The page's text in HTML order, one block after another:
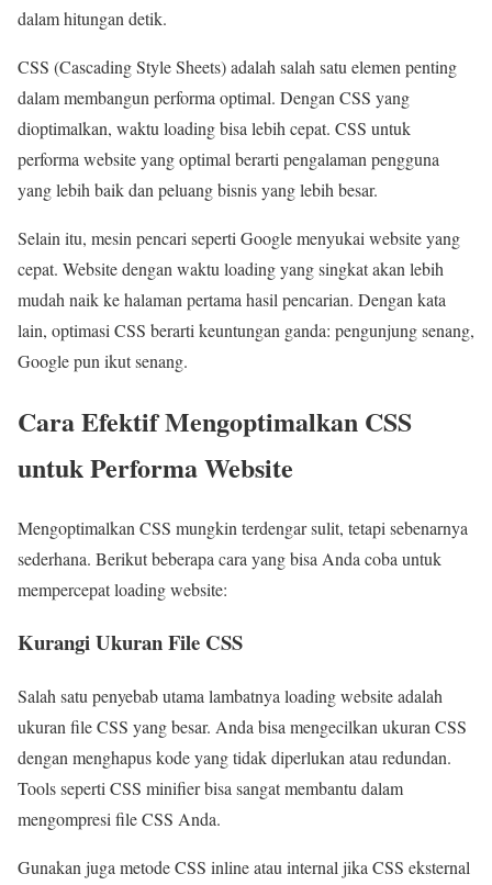
dalam hitungan detik.
CSS (Cascading Style Sheets) adalah salah satu elemen penting
dalam membangun performa optimal. Dengan CSS yang
dioptimalkan, waktu loading bisa lebih cepat. CSS untuk
performa website yang optimal berarti pengalaman pengguna
yang lebih baik dan peluang bisnis yang lebih besar.
Selain itu, mesin pencari seperti Google menyukai website yang
cepat. Website dengan waktu loading yang singkat akan lebih
mudah naik ke halaman pertama hasil pencarian. Dengan kata
lain, optimasi CSS berarti keuntungan ganda: pengunjung senang,
Google pun ikut senang.
Cara Efektif Mengoptimalkan CSS
untuk Performa Website
Mengoptimalkan CSS mungkin terdengar sulit, tetapi sebenarnya
sederhana. Berikut beberapa cara yang bisa Anda coba untuk
mempercepat loading website:
Kurangi Ukuran File CSS
Salah satu penyebab utama lambatnya loading website adalah
ukuran file CSS yang besar. Anda bisa mengecilkan ukuran CSS
dengan menghapus kode yang tidak diperlukan atau redundan.
Tools seperti CSS minifier bisa sangat membantu dalam
mengompresi file CSS Anda.
Gunakan juga metode CSS inline atau internal jika CSS eksternal